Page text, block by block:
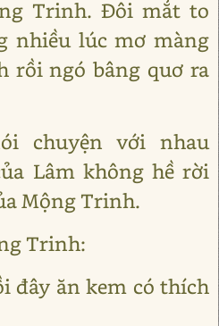
Trinh. Đôi mắt to
nhiều lúc mơ màng
rồi ngó bâng quơ ra
chuyện với nhau
Lâm không hề rời
Mộng Trinh.
Trinh:
đây ăn kem có thích